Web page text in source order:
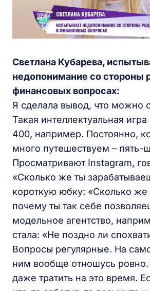
Светлана Кубарева,
недопонимание со стороны
финансовых вопросах:
Я сделала вывод, что можно
Такая интеллектуальная
400, например. Постоянно,
много путешествуем – пять-
Просматривают Instagram,
«Сколько же ты
короткую юбку: «Сколько же
почему ты так себе
модельное агентство,
стала: «Не поздно ли
Вопросы регулярные. На
ним вообще отношусь ровно.
даже тратить на это время.